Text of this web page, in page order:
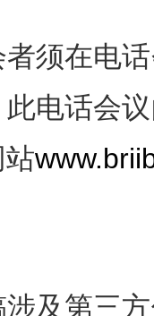
者须在电
此电话会
及第三